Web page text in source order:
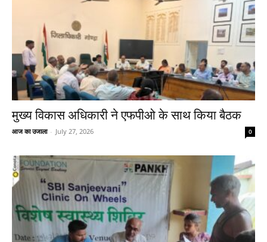
मुख्य विकास अधिकारी ने एफपीओ के साथ किया बैठक
आज का उजाला - July 27, 2026 0